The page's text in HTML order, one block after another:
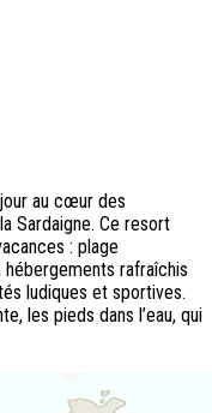
au cœur des
Sardaigne. Ce resort
: plage
hébergements rafraîchis
ludiques et sportives.
les pieds dans l’eau, qui